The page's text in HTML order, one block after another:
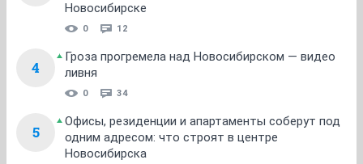
Новосибирске
0 12
4
Гроза прогремела над Новосибирском — видео
ливня
0 34
5
Офисы, резиденции и апартаменты соберут под
одним адресом: что строят в центре
Новосибирска